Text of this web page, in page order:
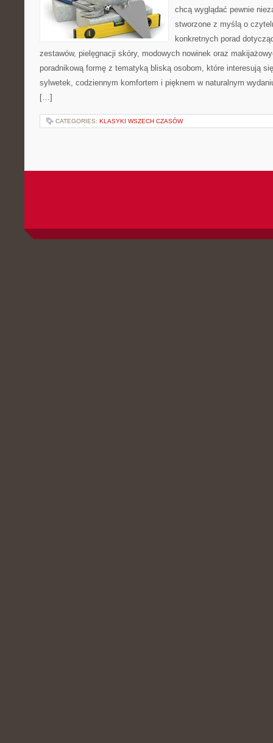
chcą wyglądać pewnie
stworzone z myślą o
konkretnych porad
zestawów, pielęgnacji skóry, modowych nowinek oraz
poradnikową formę z tematyką bliską osobom, które interesują
sylwetek, codziennym komfortem i pięknem w naturalnym
[…]
CATEGORIES: KLASYKI WSZECH CZASÓW